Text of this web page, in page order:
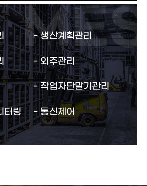
생산계획관리
외주관리
작업자단말기관리
터링 통신제어